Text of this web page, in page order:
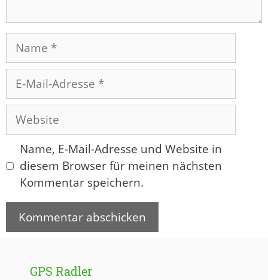
Name
Mail-
Adresse
Website
Name, E-Mail-Adresse und Website in
diesem Browser für meinen nächsten
Kommentar speichern.
GPS Radler